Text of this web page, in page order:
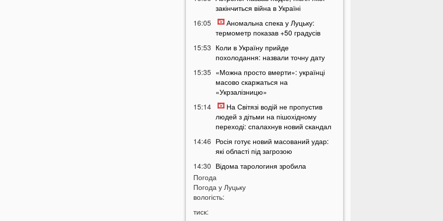
закінчиться війна в Україні
16:05
Аномальна спека у Луцьку:
термометр показав +50 градусів
15:53 Коли в Україну прийде
похолодання: назвали точну дату
15:35 «Можна просто вмерти»: українці
масово скаржаться на
«Укрзалізницю»
15:14
На Світязі водій не пропустив
людей з дітьми на пішохідному
переході: спалахнув новий скандал
14:46 Росія готує новий масований удар:
які області під загрозою
14:30 Відома тарологиня зробила
тривожне передбачення про війну в
Україні
14:15 «Не зупинився перед кортежем»: на
Погода
Погода у Луцьку
вологість:
тиск: